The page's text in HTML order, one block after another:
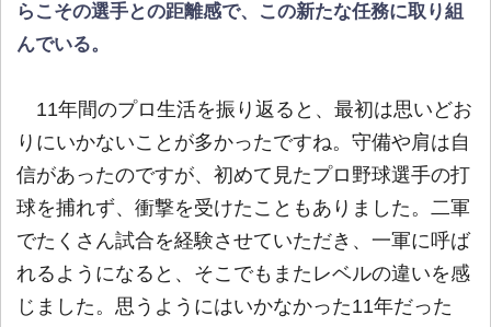
らこその選手との距離感で、この新たな任務に取り組
んでいる。
11年間のプロ生活を振り返ると、最初は思いどお
りにいかないことが多かったですね。守備や肩は自
信があったのですが、初めて見たプロ野球選手の打
球を捕れず、衝撃を受けたこともありました。二軍
でたくさん試合を経験させていただき、一軍に呼ば
れるようになると、そこでもまたレベルの違いを感
じました。思うようにはいかなかった11年だった